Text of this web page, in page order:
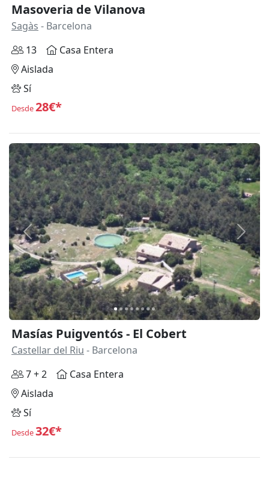
Masoveria de Vilanova
Sagàs - Barcelona
13
Casa Entera
Aislada
Sí
Desde28€*
Anterior
Masías Puigventós - El Cobert
Castellar del Riu - Barcelona
7 + 2
Casa Entera
Aislada
Sí
Desde32€*